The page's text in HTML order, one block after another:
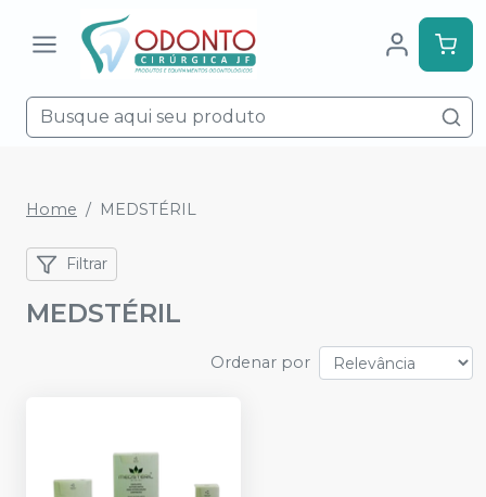
Home MEDSTÉRIL
Filtrar
MEDSTÉRIL
Ordenar por